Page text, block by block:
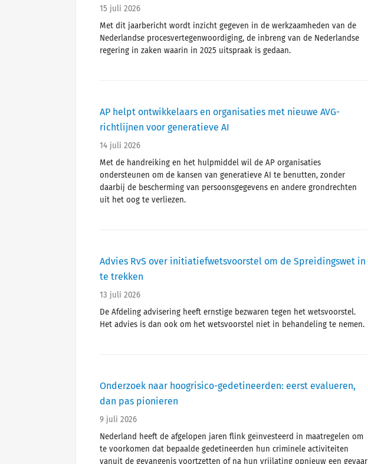
15 juli 2026
Met dit jaarbericht wordt inzicht gegeven in de werkzaamheden van de
Nederlandse procesvertegenwoordiging, de inbreng van de Nederlandse
regering in zaken waarin in 2025 uitspraak is gedaan.
AP helpt ontwikkelaars en organisaties met nieuwe AVG-
richtlijnen voor generatieve AI
14 juli 2026
Met de handreiking en het hulpmiddel wil de AP organisaties
ondersteunen om de kansen van generatieve AI te benutten, zonder
daarbij de bescherming van persoonsgegevens en andere grondrechten
uit het oog te verliezen.
Advies RvS over initiatiefwetsvoorstel om de Spreidingswet in
te trekken
13 juli 2026
De Afdeling advisering heeft ernstige bezwaren tegen het wetsvoorstel.
Het advies is dan ook om het wetsvoorstel niet in behandeling te nemen.
Onderzoek naar hoogrisico-gedetineerden: eerst evalueren,
dan pas pionieren
9 juli 2026
Nederland heeft de afgelopen jaren flink geïnvesteerd in maatregelen om
te voorkomen dat bepaalde gedetineerden hun criminele activiteiten
vanuit de gevangenis voortzetten of na hun vrijlating opnieuw een gevaar